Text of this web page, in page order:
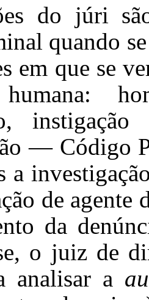
do júri
quando
em que se
humana:
— Código
a
de
da
o juiz de
analisar a